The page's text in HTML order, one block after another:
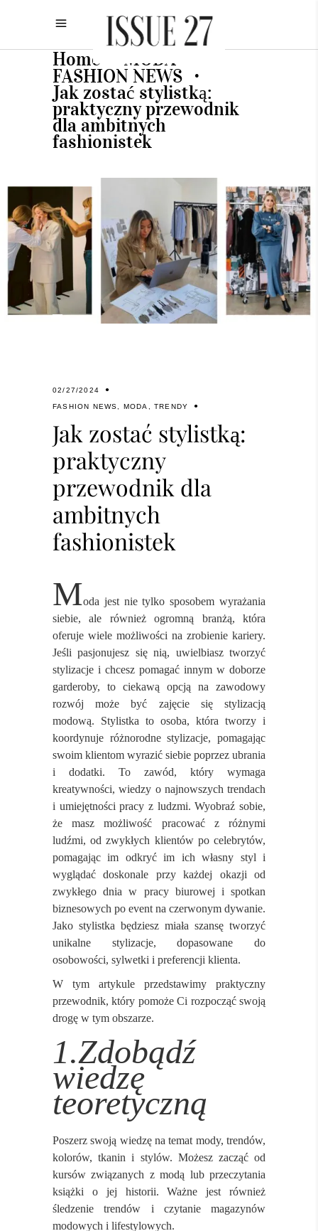
Home MODA
FASHION NEWS •
Jak zostać stylistką:
praktyczny przewodnik
dla ambitnych
fashionistek
02/27/2024
FASHION NEWS, MODA ,TRENDY
Jak zostać stylistką:
praktyczny
przewodnik dla
ambitnych
fashionistek
Moda jest nie tylko sposobem wyrażania
siebie, ale również ogromną branżą, która
oferuje wiele możliwości na zrobienie kariery.
Jeśli pasjonujesz się nią, uwielbiasz tworzyć
stylizacje i chcesz pomagać innym w doborze
garderoby, to ciekawą opcją na zawodowy
rozwój może być zajęcie się stylizacją
modową. Stylistka to osoba, która tworzy i
koordynuje różnorodne stylizacje, pomagając
swoim klientom wyrazić siebie poprzez ubrania
i dodatki. To zawód, który wymaga
kreatywności, wiedzy o najnowszych trendach
i umiejętności pracy z ludzmi. Wyobraź sobie,
że masz możliwość pracować z różnymi
ludźmi, od zwykłych klientów po celebrytów,
pomagając im odkryć im ich własny styl i
wyglądać doskonale przy każdej okazji od
zwykłego dnia w pracy biurowej i spotkan
biznesowych po event na czerwonym dywanie.
Jako stylistka będziesz miała szansę tworzyć
unikalne stylizacje, dopasowane do
osobowości, sylwetki i preferencji klienta.
W tym artykule przedstawimy praktyczny
przewodnik, który pomoże Ci rozpocząć swoją
drogę w tym obszarze.
1.Zdobądź
wiedzę
teoretyczną
Poszerz swoją wiedzę na temat mody, trendów,
kolorów, tkanin i stylów. Możesz zacząć od
kursów związanych z modą lub przeczytania
książki o jej historii. Ważne jest również
śledzenie trendów i czytanie magazynów
modowych i lifestylowych.